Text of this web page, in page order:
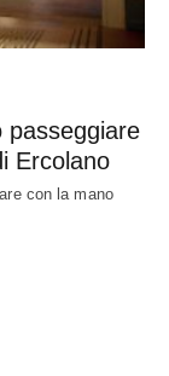
passeggiare
Ercolano
con la mano